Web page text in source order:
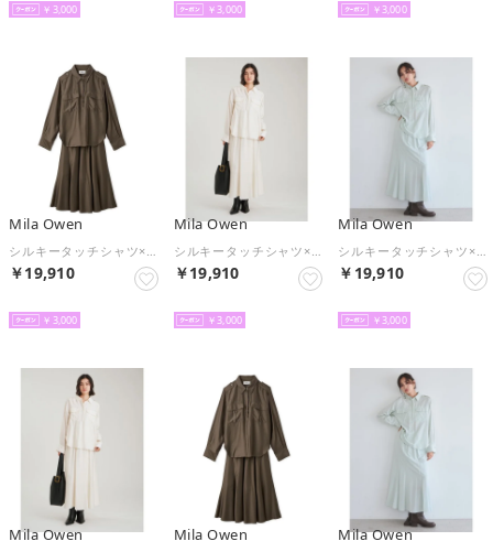
￥3,000 ￥3,000 ￥3,000
Mila Owen
シルキータッチシャツ×ナロースカートSET UP （BRW）
￥19,910
￥3,000
Mila Owen
シルキータッチシャツ×ナロースカートSET UP （IVR）
￥19,910
￥3,000
Mila Owen
シルキータッチシャツ×ナロースカートSET UP （MNT）
￥19,910
￥3,000
Mila Owen Mila Owen Mila Owen